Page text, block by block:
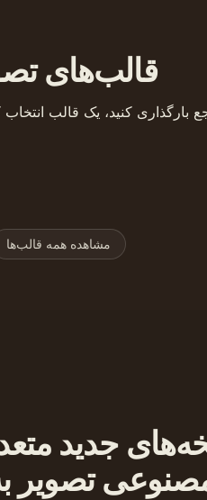
قالب‌های
مشاهده همه قالب‌ها
جدید
تصویر